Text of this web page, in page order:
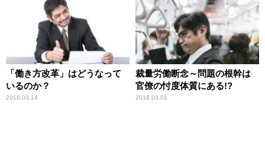
「働き方改革」はどうなって
いるのか？
2018.03.14
裁量労働断念～問題の根幹は
官僚の忖度体質にある!?
2018.03.01